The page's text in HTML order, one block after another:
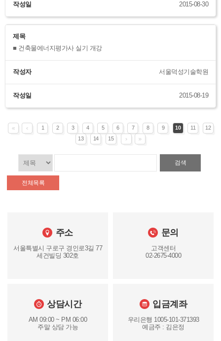
작성일 2015-08-30
제목
■ 건축물에너지평가사 실기 개강
작성자 서울덕성기술학원
작성일 2015-08-19
1 2 3 4 5 6 7 8 9 10 11
12
13
14 15
검색
전체목록
주소
서울특별시 구로구 경인로3길 77
세건빌딩 302호
문의
고객센터
02-2675-4000
상담시간
AM 09:00 ~ PM 06:00
주말 상담 가능
입금계좌
우리은행 1005-101-371393
예금주 : 김은정